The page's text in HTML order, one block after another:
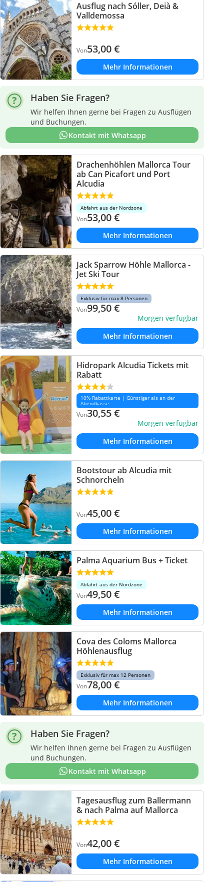
Ausflug nach Sóller, Deià &
Valldemossa
Von53,00€
Mehr Informationen
Haben Sie Fragen?
Wir helfen Ihnen gerne bei Fragen zu Ausflügen
und Buchungen.
Kontakt mit Whatsapp
Drachenhöhlen Mallorca Tour
ab Can Picafort und Port
Alcudia
Abfahrt aus der Nordzone
Von53,00€
Mehr Informationen
Jack Sparrow Höhle Mallorca -
Jet Ski Tour
Exklusiv für max 8 Personen
Von99,50€
Morgen verfügbar
Mehr Informationen
Hidropark Alcudia Tickets mit
Rabatt
10% Rabattkarte | Günstiger als an der
Abendkasse
Von30,55€
Morgen verfügbar
Mehr Informationen
Bootstour ab Alcudia mit
Schnorcheln
Von45,00€
Mehr Informationen
Palma Aquarium Bus + Ticket
Abfahrt aus der Nordzone
Von49,50€
Mehr Informationen
Cova des Coloms Mallorca
Höhlenausflug
Exklusiv für max 12 Personen
Von78,00€
Mehr Informationen
Haben Sie Fragen?
Wir helfen Ihnen gerne bei Fragen zu Ausflügen
und Buchungen.
Kontakt mit Whatsapp
Tagesausflug zum Ballermann
& nach Palma auf Mallorca
Von42,00€
Mehr Informationen